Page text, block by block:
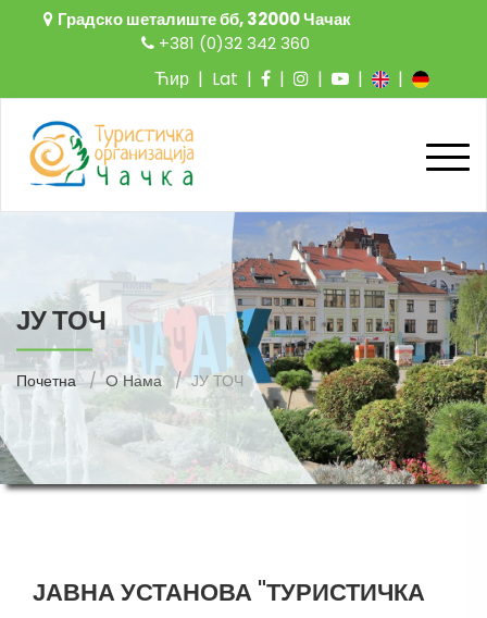
Градско шеталиште бб, 32000 Чачак
+381 (0)32 342 360
Ћир | Lat | | | | |
ЈУ ТОЧ
Почетна O Нама ЈУ ТОЧ
ЈАВНА УСТАНОВА "ТУРИСТИЧКА